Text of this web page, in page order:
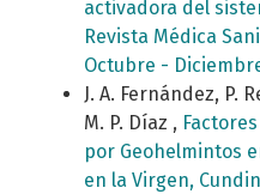
activadora del
Revista Médica
Octubre -
J. A. Fernández, P.
M. P. Díaz ,
por Geohelmintos
en la Virgen,